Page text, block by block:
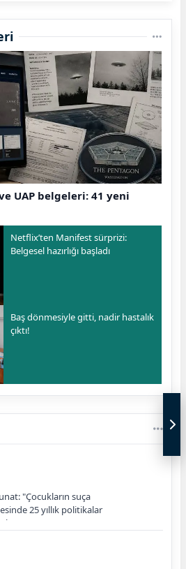
UAP belgeleri: 41 yeni
Netflix’ten Manifest sürprizi:
Belgesel hazırlığı başladı
Baş dönmesiyle gitti, nadir hastalık
çıktı!
"Çocukların suça
25 yıllık politikalar